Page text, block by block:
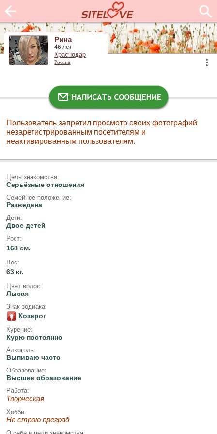
Рина
46 лет
Краснодар
Россия
Пользователь запретил просмотр своих фотографий
незарегистрированным посетителям и
неактивированным пользователям.
Цель знакомства:
Серьёзные отношения
Семейное положение:
Разведена
Дети:
Двое детей
Рост:
168 см.
Вес:
63 кг.
Цвет волос:
Лысая
Знак зодиака:
Козерог
Курение:
Курю постоянно
Алкоголь:
Выпиваю часто
Образование:
Высшее образование
Работа:
Творческая
Хобби:
Не строю преград